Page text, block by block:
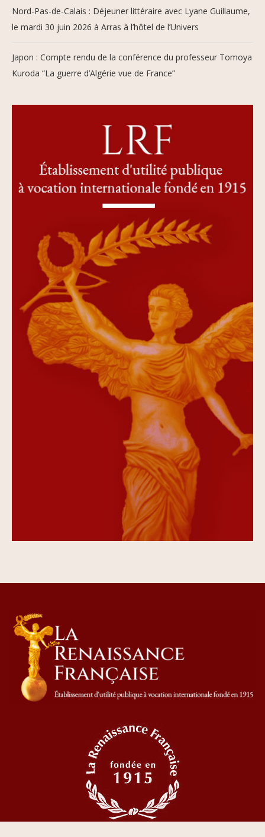
Nord-Pas-de-Calais : Déjeuner littéraire avec Lyane Guillaume,
le mardi 30 juin 2026 à Arras à l’hôtel de l’Univers
Japon : Compte rendu de la conférence du professeur Tomoya
Kuroda “La guerre d’Algérie vue de France”